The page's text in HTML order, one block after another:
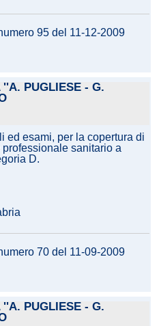
95 del 11-12-2009
PUGLIESE - G.
ed esami, per la copertura di
sanitario a
D.
70 del 11-09-2009
PUGLIESE - G.